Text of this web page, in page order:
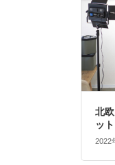
北
ッ
2022